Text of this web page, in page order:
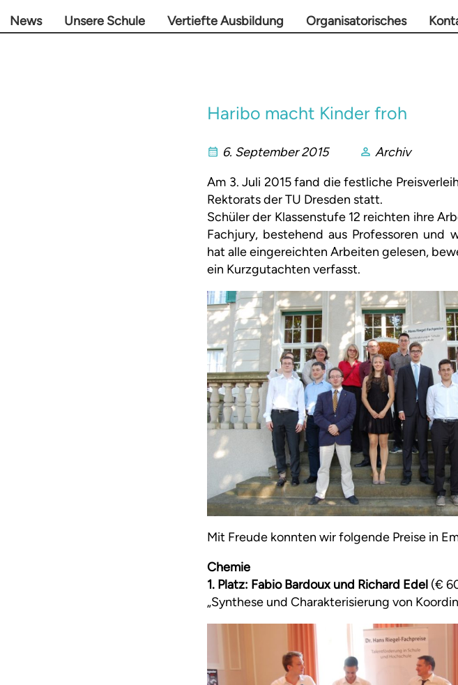
News Unsere Schule Vertiefte Ausbildung Organisatorisches
Haribo macht Kinder froh
6. September 2015
Archiv
Am 3. Juli 2015 fand die festliche
Rektorats der TU Dresden statt.
Schüler der Klassenstufe 12 reichten ihre
Fachjury, bestehend aus Professoren und
hat alle eingereichten Arbeiten gelesen,
ein Kurzgutachten verfasst.
Mit Freude konnten wir folgende Preise in
Chemie
1. Platz: Fabio Bardoux und Richard Edel (€
„Synthese und Charakterisierung von